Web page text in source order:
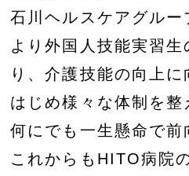
石川ヘルスケアグル
より外国人技能実習
り、介護技能の向上
はじめ様々な体制を整
何にでも一生懸命で前
これからもHITO病院